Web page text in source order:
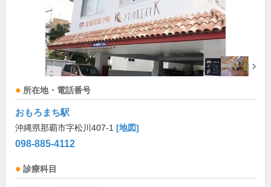
所在地・電話番号
おもろまち駅
沖縄県那覇市字松川407-1 [地図]
098-885-4112
診療科目